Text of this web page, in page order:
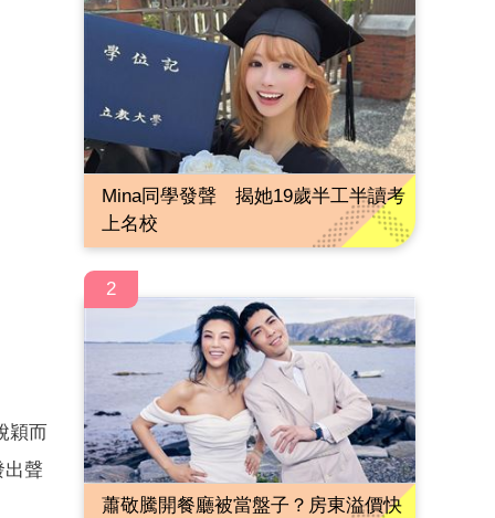
穎而
出聲
Mina同學發聲 揭她19歲半工半讀考
上名校
2
蕭敬騰開餐廳被當盤子？房東溢價快